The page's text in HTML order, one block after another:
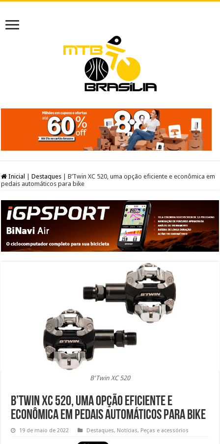
Inicial Destaques
B’Twin XC 520, uma opção eficiente e econômica em
pedais automáticos para bike
B'Twin XC 520
B’Twin XC 520, uma opção eficiente e
econômica em pedais automáticos para bike
19 de maio de 2022 Destaques, Notícias, Peças e acessórios